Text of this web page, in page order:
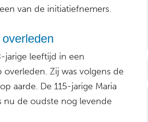
van de initiatiefnemers.
jarige leeftijd in een
Zij was volgens de
aarde. De 115-jarige Maria
nu de oudste nog levende